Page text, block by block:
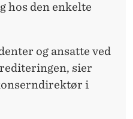
hos den enkelte
og ansatte ved
sier
i